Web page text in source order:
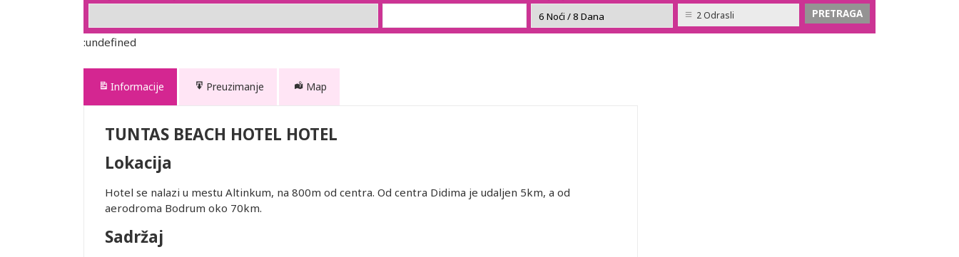
2 Odrasli
:undefined
Informacije Preuzimanje Map
TUNTAS BEACH HOTEL HOTEL
Lokacija
Hotel se nalazi u mestu Altinkum, na 800m od centra. Od centra Didima je udaljen 5km, a od
aerodroma Bodrum oko 70km.
Sadržaj